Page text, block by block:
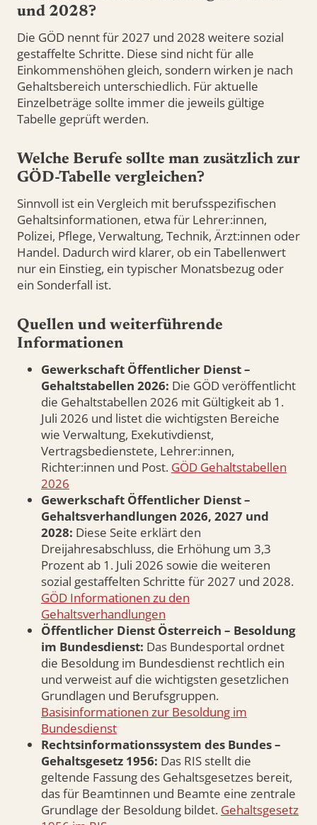
und 2028?
Die GÖD nennt für 2027 und 2028 weitere sozial
gestaffelte Schritte. Diese sind nicht für alle
Einkommenshöhen gleich, sondern wirken je nach
Gehaltsbereich unterschiedlich. Für aktuelle
Einzelbeträge sollte immer die jeweils gültige
Tabelle geprüft werden.
Welche Berufe sollte man zusätzlich zur
GÖD-Tabelle vergleichen?
Sinnvoll ist ein Vergleich mit berufsspezifischen
Gehaltsinformationen, etwa für Lehrer:innen,
Polizei, Pflege, Verwaltung, Technik, Ärzt:innen oder
Handel. Dadurch wird klarer, ob ein Tabellenwert
nur ein Einstieg, ein typischer Monatsbezug oder
ein Sonderfall ist.
Quellen und weiterführende
Informationen
Gewerkschaft Öffentlicher Dienst –
Gehaltstabellen 2026: Die GÖD veröffentlicht
die Gehaltstabellen 2026 mit Gültigkeit ab 1.
Juli 2026 und listet die wichtigsten Bereiche
wie Verwaltung, Exekutivdienst,
Vertragsbedienstete, Lehrer:innen,
Richter:innen und Post. GÖD Gehaltstabellen
2026
Gewerkschaft Öffentlicher Dienst –
Gehaltsverhandlungen 2026, 2027 und
2028: Diese Seite erklärt den
Dreijahresabschluss, die Erhöhung um 3,3
Prozent ab 1. Juli 2026 sowie die weiteren
sozial gestaffelten Schritte für 2027 und 2028.
GÖD Informationen zu den
Gehaltsverhandlungen
Öffentlicher Dienst Österreich – Besoldung
im Bundesdienst: Das Bundesportal ordnet
die Besoldung im Bundesdienst rechtlich ein
und verweist auf die wichtigsten gesetzlichen
Grundlagen und Berufsgruppen.
Basisinformationen zur Besoldung im
Bundesdienst
Rechtsinformationssystem des Bundes –
Gehaltsgesetz 1956: Das RIS stellt die
geltende Fassung des Gehaltsgesetzes bereit,
das für Beamtinnen und Beamte eine zentrale
Grundlage der Besoldung bildet. Gehaltsgesetz